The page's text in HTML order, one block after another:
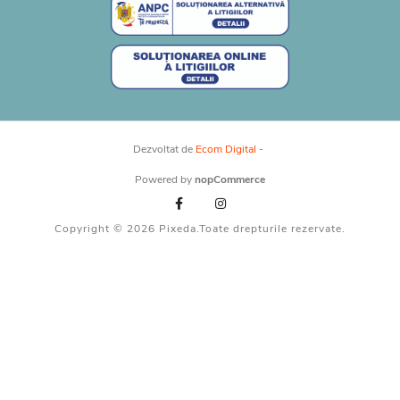
Dezvoltat de Ecom Digital -
Powered bynopCommerce
Copyright © 2026 Pixeda.Toate drepturile rezervate.